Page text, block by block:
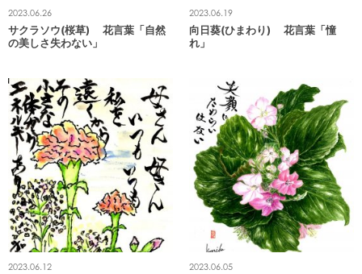
2023.06.26
サクラソウ(桜草) 花言葉「自然
の美しさ失わない」
2023.06.19
向日葵(ひまわり) 花言葉「憧
れ」
2023.06.12 2023.06.05